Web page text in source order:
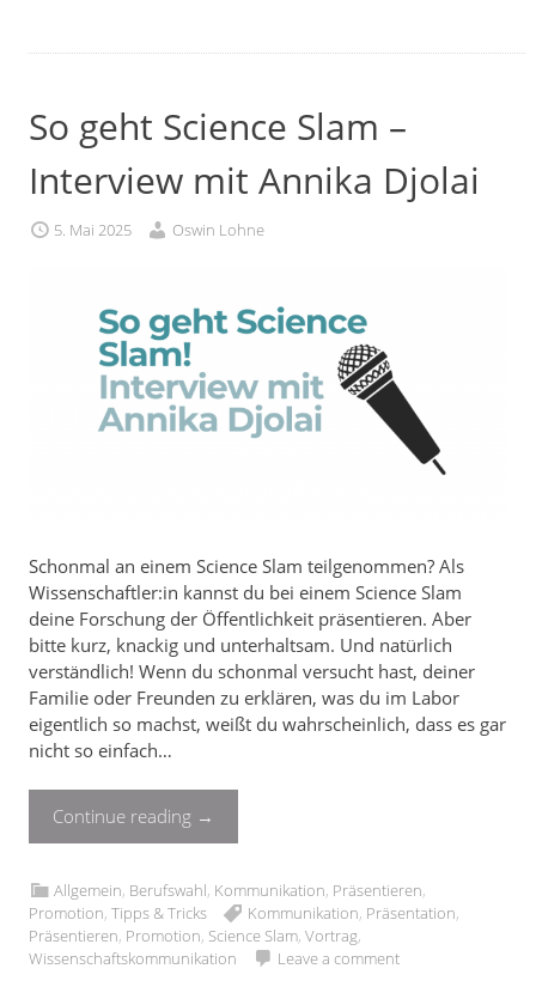
So geht Science Slam –
Interview mit Annika Djolai
5. Mai 2025 Oswin Lohne
Schonmal an einem Science Slam teilgenommen? Als
Wissenschaftler:in kannst du bei einem Science Slam
deine Forschung der Öffentlichkeit präsentieren. Aber
bitte kurz, knackig und unterhaltsam. Und natürlich
verständlich! Wenn du schonmal versucht hast, deiner
Familie oder Freunden zu erklären, was du im Labor
eigentlich so machst, weißt du wahrscheinlich, dass es gar
nicht so einfach…
Continue reading →
Allgemein, Berufswahl, Kommunikation, Präsentieren,
Promotion,Tipps & Tricks Kommunikation, Präsentation,
Präsentieren, Promotion, Science Slam,Vortrag,
Wissenschaftskommunikation
Leave a comment